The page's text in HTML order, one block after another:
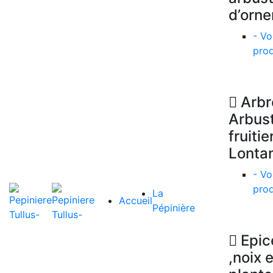
Accueil
La
Pépinière
-
-
,noix